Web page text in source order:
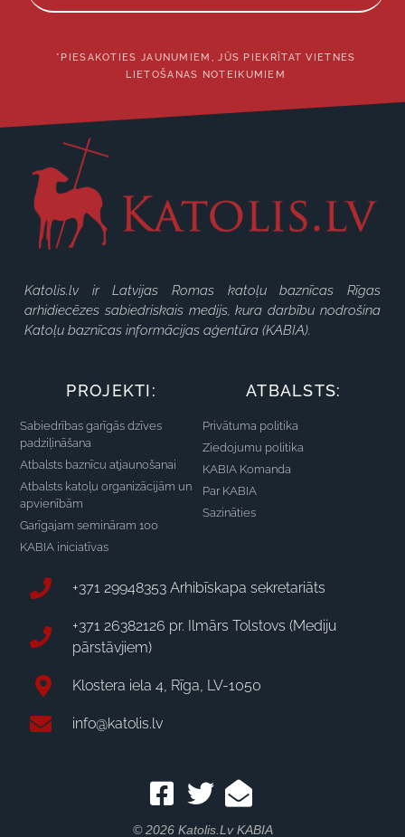
*PIESAKOTIES JAUNUMIEM, JŪS PIEKRĪTAT VIETNES
LIETOŠANAS NOTEIKUMIEM
Katolis.lv ir Latvijas Romas katoļu baznīcas Rīgas
arhidiecēzes sabiedriskais medijs, kura darbību nodrošina
Katoļu baznīcas informācijas aģentūra (KABIA).
PROJEKTI:
Sabiedrības garīgās dzīves
padziļināšana
Atbalsts baznīcu atjaunošanai
Atbalsts katoļu organizācijām un
apvienībām
Garīgajam semināram 100
KABIA iniciatīvas
ATBALSTS:
Privātuma politika
Ziedojumu politika
KABIA Komanda
Par KABIA
Sazināties
+371 29948353 Arhibīskapa sekretariāts
+371 26382126 pr. Ilmārs Tolstovs (Mediju
pārstāvjiem)
Klostera iela 4, Rīga, LV-1050
info@katolis.lv
© 2026 Katolis.lv KABIA